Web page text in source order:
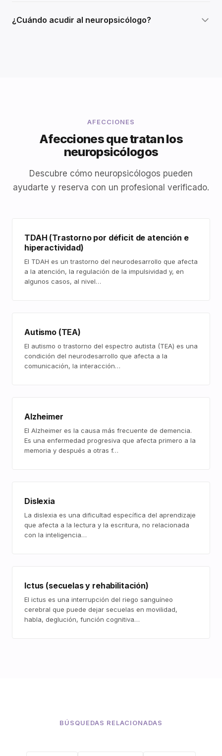
¿Cuándo acudir al neuropsicólogo?
AFECCIONES
Afecciones que tratan los
neuropsicólogos
Descubre cómo neuropsicólogos pueden
ayudarte y reserva con un profesional verificado.
TDAH (Trastorno por déficit de atención e
hiperactividad)
El TDAH es un trastorno del neurodesarrollo que afecta
a la atención, la regulación de la impulsividad y, en
algunos casos, al nivel…
Autismo (TEA)
El autismo o trastorno del espectro autista (TEA) es una
condición del neurodesarrollo que afecta a la
comunicación, la interacción…
Alzheimer
El Alzheimer es la causa más frecuente de demencia.
Es una enfermedad progresiva que afecta primero a la
memoria y después a otras f…
Dislexia
La dislexia es una dificultad específica del aprendizaje
que afecta a la lectura y la escritura, no relacionada
con la inteligencia…
Ictus (secuelas y rehabilitación)
El ictus es una interrupción del riego sanguíneo
cerebral que puede dejar secuelas en movilidad,
habla, deglución, función cognitiva…
BÚSQUEDAS RELACIONADAS